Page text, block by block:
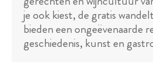
je ook kiest, de gratis
bieden een ongeëvenaarde
geschiedenis, kunst en